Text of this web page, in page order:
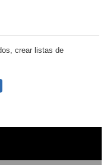
crear listas de